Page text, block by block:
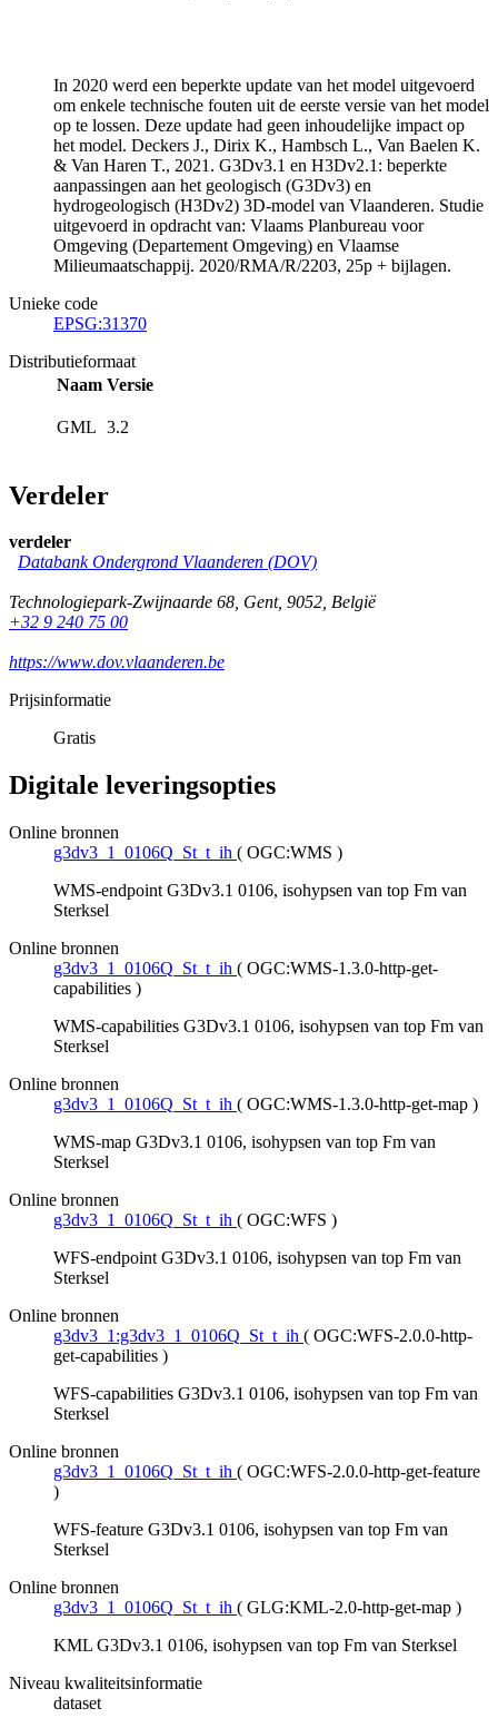
In 2020 werd een beperkte update van het model uitgevoerd
om enkele technische fouten uit de eerste versie van het model
op te lossen. Deze update had geen inhoudelijke impact op
het model. Deckers J., Dirix K., Hambsch L., Van Baelen K.
& Van Haren T., 2021. G3Dv3.1 en H3Dv2.1: beperkte
aanpassingen aan het geologisch (G3Dv3) en
hydrogeologisch (H3Dv2) 3D-model van Vlaanderen. Studie
uitgevoerd in opdracht van: Vlaams Planbureau voor
Omgeving (Departement Omgeving) en Vlaamse
Milieumaatschappij. 2020/RMA/R/2203, 25p + bijlagen.
Unieke code
EPSG:31370
Distributieformaat
Naam Versie
GML 3.2
Verdeler
verdeler
Databank Ondergrond Vlaanderen (DOV)
Technologiepark-Zwijnaarde 68, Gent, 9052, België
+32 9 240 75 00
https://www.dov.vlaanderen.be
Prijsinformatie
Gratis
Digitale leveringsopties
Online bronnen
g3dv3_1_0106Q_St_t_ih ( OGC:WMS )
WMS-endpoint G3Dv3.1 0106, isohypsen van top Fm van
Sterksel
Online bronnen
g3dv3_1_0106Q_St_t_ih ( OGC:WMS-1.3.0-http-get-
capabilities )
WMS-capabilities G3Dv3.1 0106, isohypsen van top Fm van
Sterksel
Online bronnen
g3dv3_1_0106Q_St_t_ih ( OGC:WMS-1.3.0-http-get-map )
WMS-map G3Dv3.1 0106, isohypsen van top Fm van
Sterksel
Online bronnen
g3dv3_1_0106Q_St_t_ih ( OGC:WFS )
WFS-endpoint G3Dv3.1 0106, isohypsen van top Fm van
Sterksel
Online bronnen
g3dv3_1:g3dv3_1_0106Q_St_t_ih ( OGC:WFS-2.0.0-http-
get-capabilities )
WFS-capabilities G3Dv3.1 0106, isohypsen van top Fm van
Sterksel
Online bronnen
g3dv3_1_0106Q_St_t_ih ( OGC:WFS-2.0.0-http-get-feature
)
WFS-feature G3Dv3.1 0106, isohypsen van top Fm van
Sterksel
Online bronnen
g3dv3_1_0106Q_St_t_ih ( GLG:KML-2.0-http-get-map )
KML G3Dv3.1 0106, isohypsen van top Fm van Sterksel
Niveau kwaliteitsinformatie
dataset